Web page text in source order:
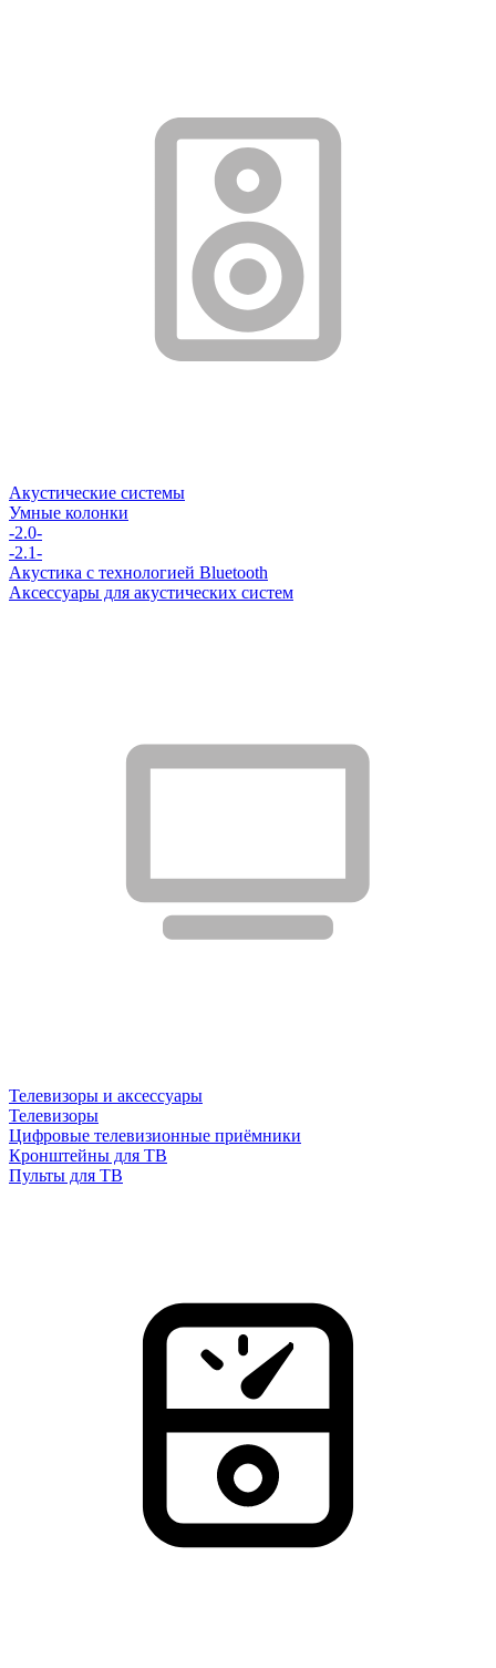
Акустические системы
Умные колонки
-2.0-
-2.1-
Акустика с технологией Bluetooth
Аксессуары для акустических систем
Телевизоры и аксессуары
Телевизоры
Цифровые телевизионные приёмники
Кронштейны для ТВ
Пульты для ТВ